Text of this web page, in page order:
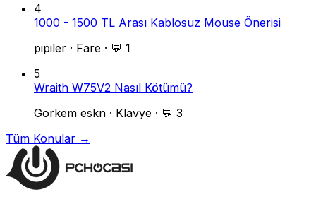
4
1000 - 1500 TL Arası Kablosuz Mouse Önerisi
pipiler · Fare · 💬 1
5
Wraith W75V2 Nasıl Kötümü?
Gorkem eskn · Klavye · 💬 3
Tüm Konular →